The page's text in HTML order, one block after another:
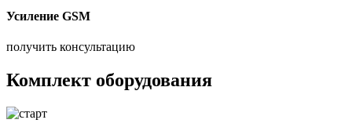
Усиление GSM
получить консультацию
Комплект оборудования